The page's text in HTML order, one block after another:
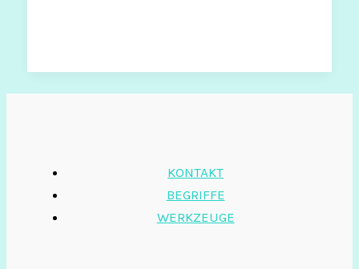
KONTAKT
BEGRIFFE
WERKZEUGE